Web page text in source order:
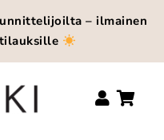
– ilmainen